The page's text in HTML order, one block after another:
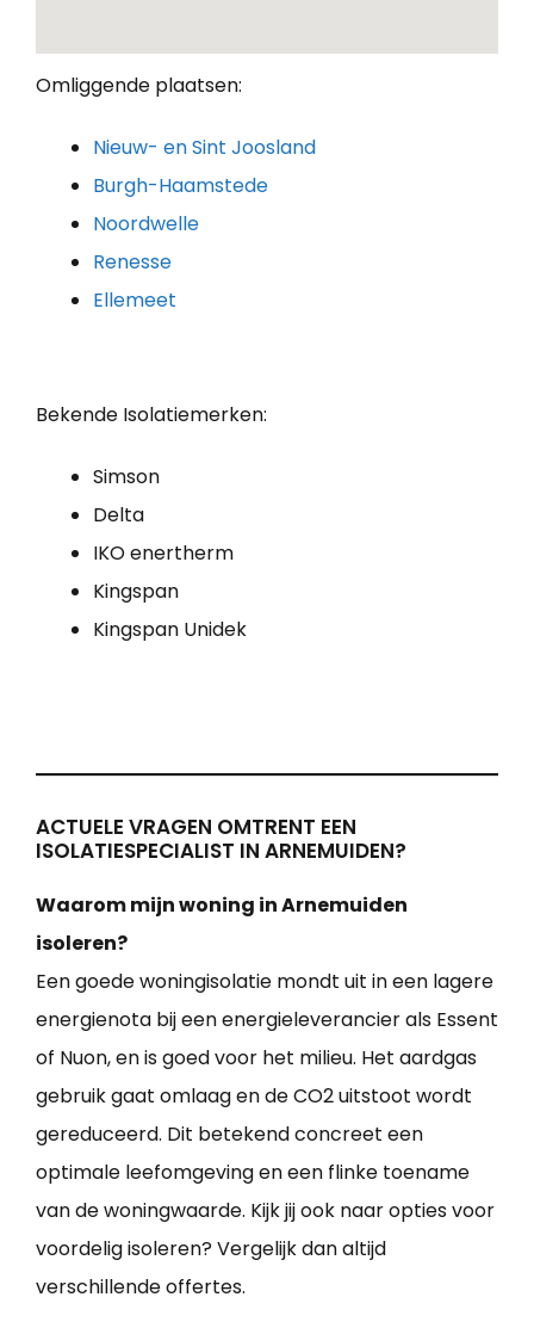
Omliggende plaatsen:
Nieuw- en Sint Joosland
Burgh-Haamstede
Noordwelle
Renesse
Ellemeet
Bekende Isolatiemerken:
Simson
Delta
IKO enertherm
Kingspan
Kingspan Unidek
ACTUELE VRAGEN OMTRENT EEN
ISOLATIESPECIALIST IN ARNEMUIDEN?
Waarom mijn woning in Arnemuiden
isoleren?
Een goede woningisolatie mondt uit in een lagere
energienota bij een energieleverancier als Essent
of Nuon, en is goed voor het milieu. Het aardgas
gebruik gaat omlaag en de CO2 uitstoot wordt
gereduceerd. Dit betekend concreet een
optimale leefomgeving en een flinke toename
van de woningwaarde. Kijk jij ook naar opties voor
voordelig isoleren? Vergelijk dan altijd
verschillende offertes.